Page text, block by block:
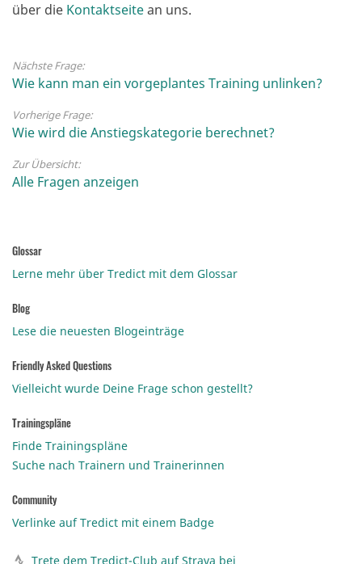
über die Kontaktseitean uns.
Nächste Frage:
Wie kann man ein vorgeplantes Training unlinken?
Vorherige Frage:
Wie wird die Anstiegskategorie berechnet?
Zur Übersicht:
Alle Fragen anzeigen
Glossar
Lerne mehr über Tredict mit dem Glossar
Blog
Lese die neuesten Blogeinträge
Friendly Asked Questions
Vielleicht wurde Deine Frage schon gestellt?
Trainingspläne
Finde Trainingspläne
Suche nach Trainern und Trainerinnen
Community
Verlinke auf Tredict mit einem Badge
Trete dem Tredict-Club auf Strava bei